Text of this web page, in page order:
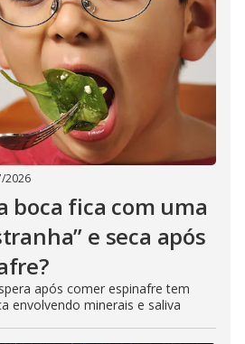
2026
boca fica com uma
e seca após
após comer espinafre tem
envolvendo minerais e saliva